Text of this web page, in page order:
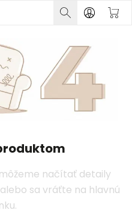
načítať detaily
sa vráťte na hlavnú